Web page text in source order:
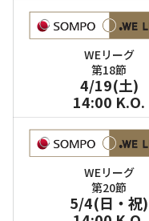
WEリーグ
第18節
4/19(土)
14:00 K.O.
WEリーグ
第20節
5/4(日・祝)